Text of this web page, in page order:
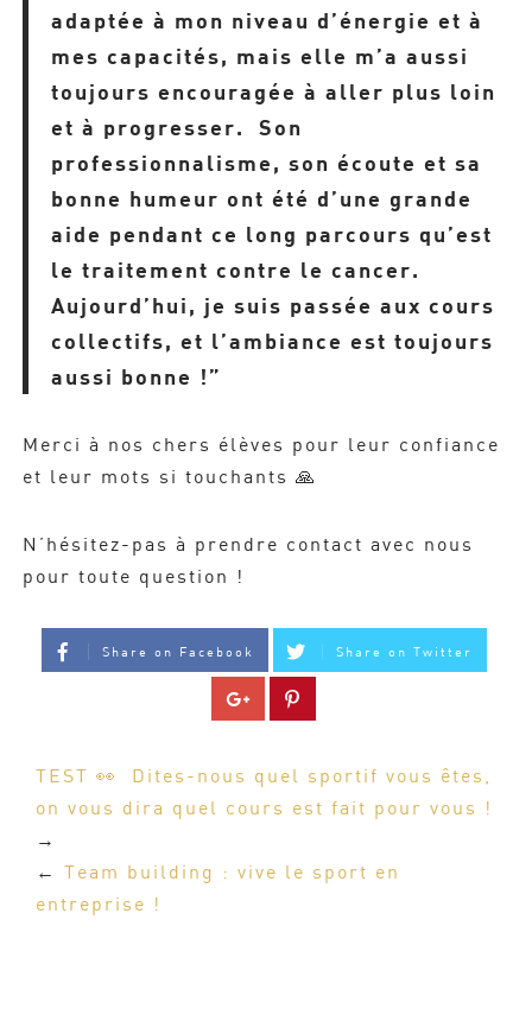
adaptée à mon niveau d’énergie et à
mes capacités, mais elle m’a aussi
toujours encouragée à aller plus loin
et à progresser. Son
professionnalisme, son écoute et sa
bonne humeur ont été d’une grande
aide pendant ce long parcours qu’est
le traitement contre le cancer.
Aujourd’hui, je suis passée aux cours
collectifs, et l’ambiance est toujours
aussi bonne !”
Merci à nos chers élèves pour leur confiance
et leur mots si touchants 🙏​
N’hésitez-pas à prendre contact avec nous
pour toute question !
Share on Facebook Share on Twitter
TEST 👀 Dites-nous quel sportif vous êtes,
on vous dira quel cours est fait pour vous !
→
← Team building : vive le sport en
entreprise !